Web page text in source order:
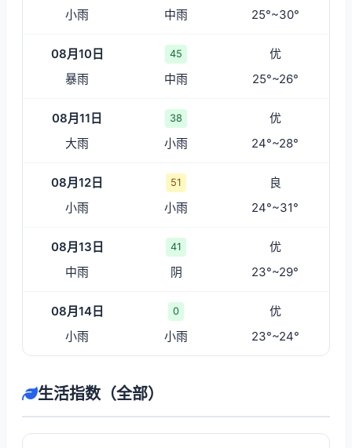
小雨
中雨 25°~30°
08月10日 45
优
暴雨
中雨 25°~26°
08月11日 38
优
大雨
小雨 24°~28°
08月12日 51
良
小雨
小雨 24°~31°
08月13日 41
优
中雨
阴 23°~29°
08月14日 0
优
小雨
小雨 23°~24°
生活指数（全部）